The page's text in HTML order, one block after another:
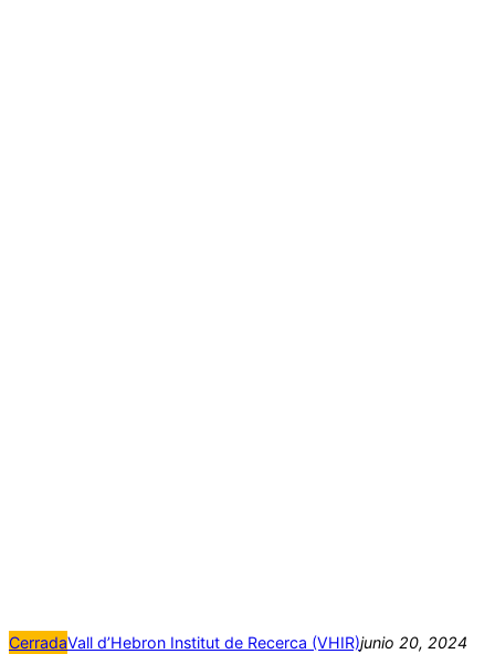
CerradaVall d’Hebron Institut de Recerca (VHIR)junio 20, 2024